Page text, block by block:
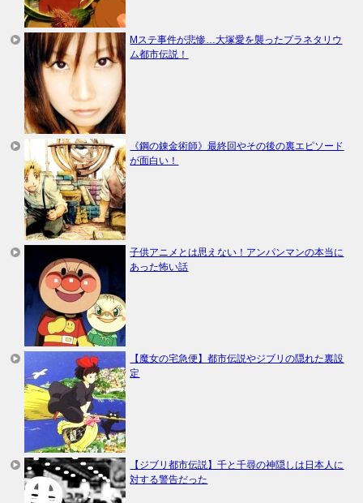
Mステ事件が悲惨…大塚愛を襲ったプラネタリウ
ム都市伝説！
《鋼の錬金術師》最終回やその後の裏エピソード
が面白い！
子供アニメとは思えない！アンパンマンの本当に
あった怖い話
【魔女の宅急便】都市伝説やジブリの隠れた裏設
定
【ジブリ都市伝説】千と千尋の神隠しは日本人に
対する警告だった